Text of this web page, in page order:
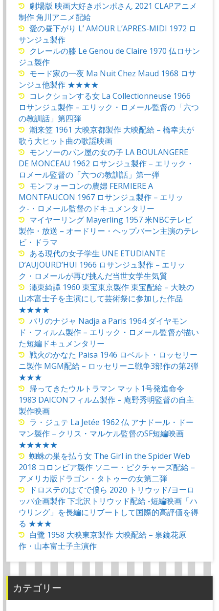
劇場版 映画大好きポンポさん 2021 CLAPアニメ
制作 角川アニメ配給
愛の昼下がり L’ AMOUR L’APRES-MIDI 1972 ロ
サンジュ製作
クレールの膝 Le Genou de Claire 1970 仏ロサン
ジュ製作
モード家の一夜 Ma Nuit Chez Maud 1968 ロサ
ンジュ他製作 ★★★★
コレクションする女 La Collectionneuse 1966
ロサンジュ製作 – エリック・ロメール監督の「六つ
の教訓話」第四弾
潮来笠 1961 大映京都製作 大映配給 – 橋幸夫が
歌う大ヒット曲の歌謡映画
モンソーのパン屋の女の子 LA BOULANGERE
DE MONCEAU 1962 ロサンジュ製作 – エリック・
ロメール監督の「六つの教訓話」第一弾
モンフォーコンの農婦 FERMIERE A
MONTFAUCON 1967 ロサンジュ製作 – エリッ
ク-・ロメール監督のドキュメンタリー
マイヤーリング Mayerling 1957 米NBCテレビ
製作・放送 – オードリー・ヘップバーン主演のテレ
ビ・ドラマ
ある現代の女子学生 UNE ETUDIANTE
D’AUJOURD’HUI 1966 ロサンジュ製作 – エリッ
ク・ロメールが再び挑んだ当世女学生気質
濹東綺譚 1960 東宝東京製作 東宝配給 – 大映の
山本富士子を主演にして芸術祭に参加した作品
★★★★
パリのナジャ Nadja a Paris 1964 ダイヤモン
ド・フィルム製作 – エリック・ロメール監督が描い
た短編ドキュメンタリー
戦火のかなた Paisa 1946 ロベルト・ロッセリー
ニ製作 MGM配給 – ロッセリーニ戦争3部作の第2弾
★★★
帰ってきたウルトラマン マット1号発進命令
1983 DAICONフィルム製作 – 庵野秀明監督の自主
製作映画
ラ・ジュテ La Jetée 1962 仏 アナドール・ドー
マン製作 – クリス・マルケル監督のSF短編映画
★★★★★
蜘蛛の巣を払う女 The Girl in the Spider Web
2018 コロンビア製作 ソニー・ピクチャーズ配給 –
アメリカ版ドラゴン・タトゥーの女第二弾
ドロステのはてで僕ら 2020 トリウッド/ヨーロ
ッパ企画製作 下北沢トリウッド配給 -短編映画「ハ
ウリング」を長編にリブートして国際的高評価を得
る ★★★
白鷺 1958 大映東京製作 大映配給 – 泉鏡花原
作・山本富士子主演作
カテゴリー